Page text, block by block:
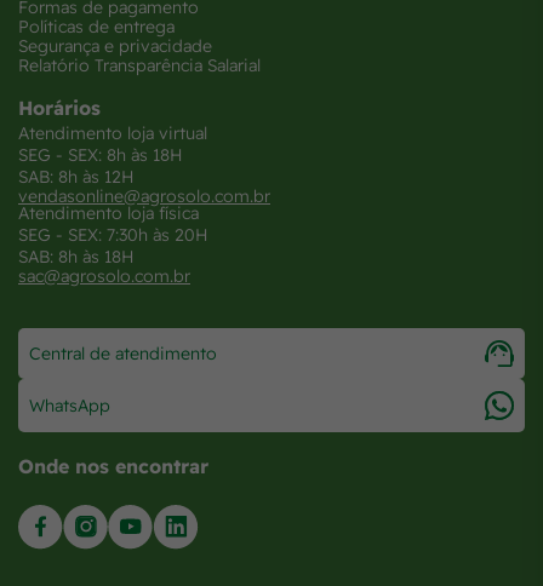
Formas de pagamento
Políticas de entrega
Segurança e privacidade
Relatório Transparência Salarial
Horários
Atendimento loja virtual
SEG - SEX: 8h às 18H
SAB: 8h às 12H
vendasonline@agrosolo.com.br
Atendimento loja física
SEG - SEX: 7:30h às 20H
SAB: 8h às 18H
sac@agrosolo.com.br
Central de atendimento
WhatsApp
Onde nos encontrar